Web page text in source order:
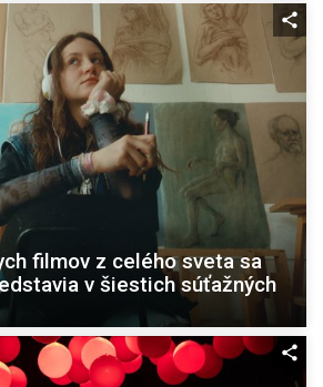
filmov z celého sveta sa
v šiestich súťažných